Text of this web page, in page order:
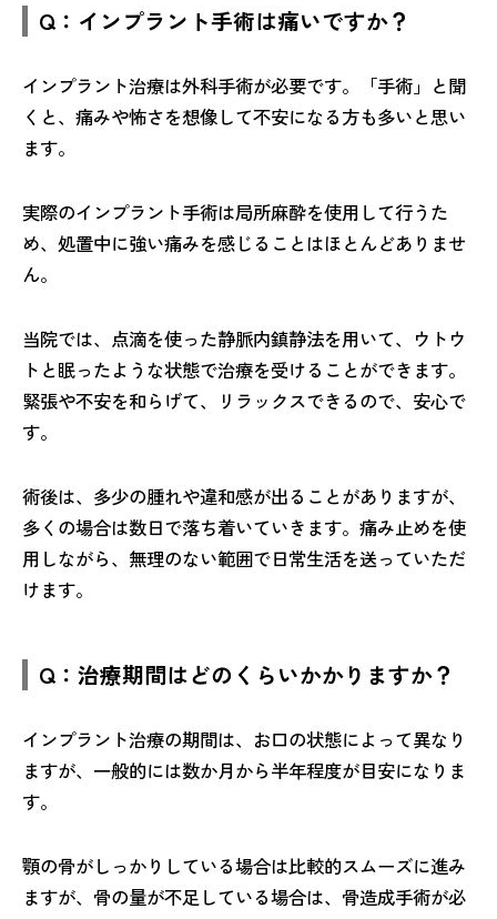
Q：インプラント手術は痛いですか？
インプラント治療は外科手術が必要です。「手術」と聞
くと、痛みや怖さを想像して不安になる方も多いと思い
ます。
実際のインプラント手術は局所麻酔を使用して行うた
め、処置中に強い痛みを感じることはほとんどありませ
ん。
当院では、点滴を使った静脈内鎮静法を用いて、ウトウ
トと眠ったような状態で治療を受けることができます。
緊張や不安を和らげて、リラックスできるので、安心で
す。
術後は、多少の腫れや違和感が出ることがありますが、
多くの場合は数日で落ち着いていきます。痛み止めを使
用しながら、無理のない範囲で日常生活を送っていただ
けます。
Q：治療期間はどのくらいかかりますか？
インプラント治療の期間は、お口の状態によって異なり
ますが、一般的には数か月から半年程度が目安になりま
す。
顎の骨がしっかりしている場合は比較的スムーズに進み
ますが、骨の量が不足している場合は、骨造成手術が必